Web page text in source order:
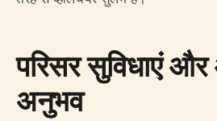
परिसर सुविधाएं
अनुभव